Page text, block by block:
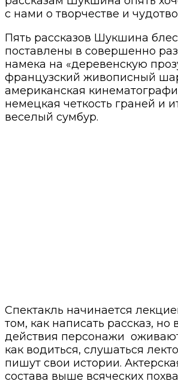
с нами о творчестве и
Пять рассказов Шукшина
поставлены в совершенно
намека на «деревенскую
французский живописный
американская
немецкая четкость граней и
веселый сумбур.
Спектакль начинается
том, как написать рассказ, но
действия персонажи
как водиться, слушаться
пишут свои истории.
состава выше всяческих